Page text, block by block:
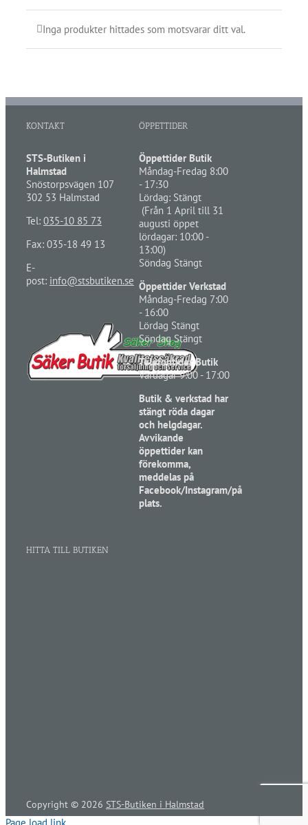
Inga produkter hittades som motsvarar ditt val.
KONTAKT
STS-Butiken i
Halmstad
Snöstorpsvägen 107
302 53 Halmstad
Tel: 035-10 85 73
Fax: 035-18 49 13
E-
post: info@stsbutiken.se
ÖPPETTIDER
Öppettider Butik
Måndag-Fredag 8:00
- 17:30
Lördag: Stängt
(Från 1 April till 31
augusti öppet
lördagar: 10:00 -
13:00)
Söndag Stängt
Öppettider Verkstad
Måndag-Fredag 7:00
- 16:00
Lördag Stängt
Söndag Stängt
Telefontider Butik
Vardagar 9:00 - 17:00
Butik & verkstad har
stängt röda dagar
och helgdagar.
Avvikande
öppettider kan
förekomma,
meddelas på
Facebook/Instagram/på
plats.
HITTA TILL BUTIKEN
Copyright © 2026 STS-Butiken i Halmstad